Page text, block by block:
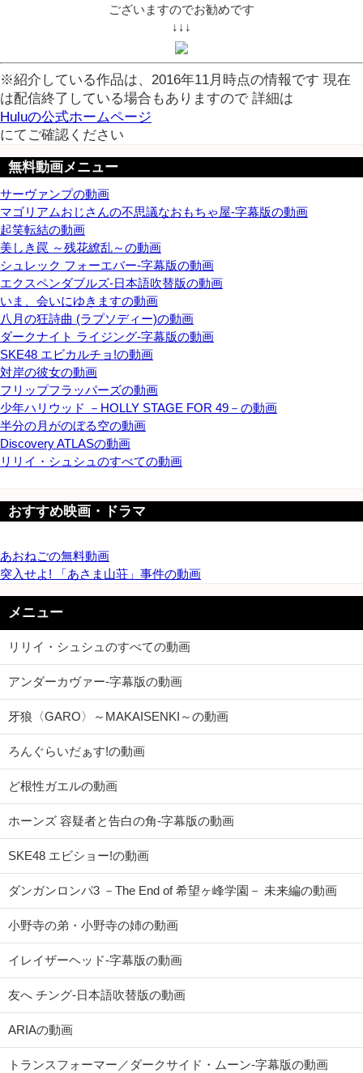
ございますのでお勧めです
↓↓↓
※紹介している作品は、2016年11月時点の情報です 現在
は配信終了している場合もありますので 詳細は
Huluの公式ホームページ
にてご確認ください
無料動画メニュー
サーヴァンプの動画
マゴリアムおじさんの不思議なおもちゃ屋-字幕版の動画
起笑転結の動画
美しき罠 ～残花繚乱～の動画
シュレック フォーエバー-字幕版の動画
エクスペンダブルズ-日本語吹替版の動画
いま、会いにゆきますの動画
八月の狂詩曲 (ラプソディー)の動画
ダークナイト ライジング-字幕版の動画
SKE48 エビカルチョ!の動画
対岸の彼女の動画
フリップフラッパーズの動画
少年ハリウッド －HOLLY STAGE FOR 49－の動画
半分の月がのぼる空の動画
Discovery ATLASの動画
リリイ・シュシュのすべての動画
おすすめ映画・ドラマ
あおねごの無料動画
突入せよ! 「あさま山荘」事件の動画
メニュー
リリイ・シュシュのすべての動画
アンダーカヴァー-字幕版の動画
牙狼〈GARO〉～MAKAISENKI～の動画
ろんぐらいだぁす!の動画
ど根性ガエルの動画
ホーンズ 容疑者と告白の角-字幕版の動画
SKE48 エビショー!の動画
ダンガンロンパ3 －The End of 希望ヶ峰学園－ 未来編の動画
小野寺の弟・小野寺の姉の動画
イレイザーヘッド-字幕版の動画
友へ チング-日本語吹替版の動画
ARIAの動画
トランスフォーマー／ダークサイド・ムーン-字幕版の動画